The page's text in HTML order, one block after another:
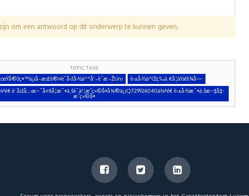
om een antwoord op dit onderwerp te kunnen geven.
TOPIC TAGS
è‹±å›½äºŒç­‰ä¸€å­¦ä½éš¾å—
è¨å¡žå…‹æ–¯å¤§å­¦æ¯•ä¸šè¯ä¹¦æˆç»©å•å¾®ä¿¡Q729926040ä¼ªé€ è‹±å›½æ¯•ä¸šæ–‡å‡­
æˆç»©å•